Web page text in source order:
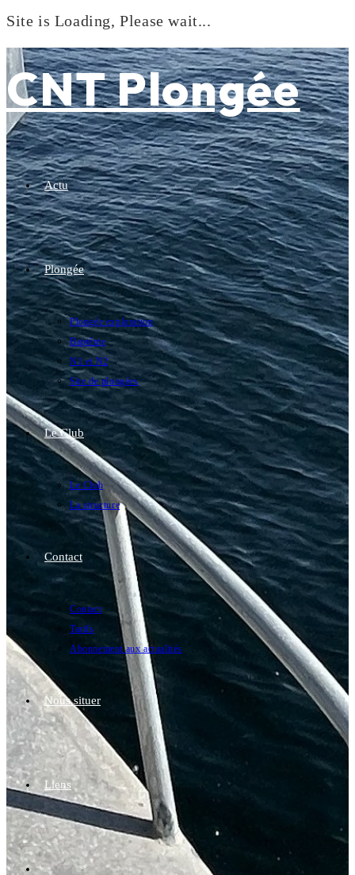
Site is Loading, Please wait...
to
content
CNT Plongée
Actu
Plongée
Plongée exploration
Baptême
N1 et N2
Site de plongées
Le Club
Le Club
La structure
Contact
Contact
Tarifs
Abonnement aux actualités
Nous situer
Liens
Toggle